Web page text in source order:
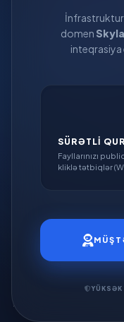
domen
inteqrasiya
SÜRƏTLI
Fayllarınızı
kliklə tətbiqlər